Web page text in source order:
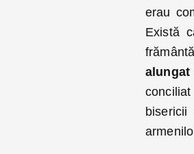
erau
Există